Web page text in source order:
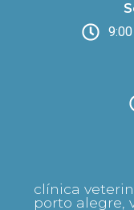
clínica
porto alegre,